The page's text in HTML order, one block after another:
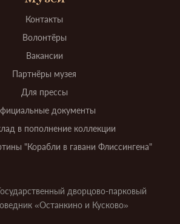
Контакты
Волонтёры
Вакансии
Партнёры музея
Для прессы
документы
в пополнение коллекции
"Корабли в гавани Флиссингена"
дворцово-парковый
«Останкино и Кусково»